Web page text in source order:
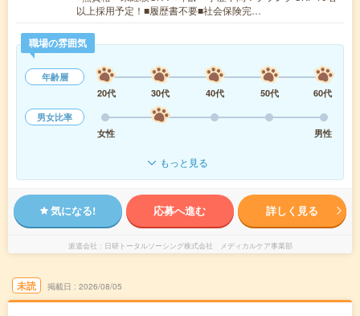
以上採用予定！■履歴書不要■社会保険完…
職場の雰囲気
年齢層
20代
30代 40代 50代
60代
男女比率
女性
男性
もっと見る
気になる! 応募へ進む 詳しく見る
派遣会社 日研トータルソーシング株式会社 メディカルケア事業部
未読 掲載日 2026/08/05